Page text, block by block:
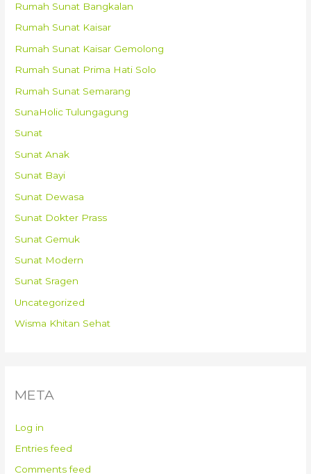
Rumah Sunat Bangkalan
Rumah Sunat Kaisar
Rumah Sunat Kaisar Gemolong
Rumah Sunat Prima Hati Solo
Rumah Sunat Semarang
SunaHolic Tulungagung
Sunat
Sunat Anak
Sunat Bayi
Sunat Dewasa
Sunat Dokter Prass
Sunat Gemuk
Sunat Modern
Sunat Sragen
Uncategorized
Wisma Khitan Sehat
META
Log in
Entries feed
Comments feed